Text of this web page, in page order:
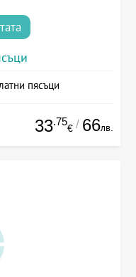
пясъци
33.75
€ / 66лв.